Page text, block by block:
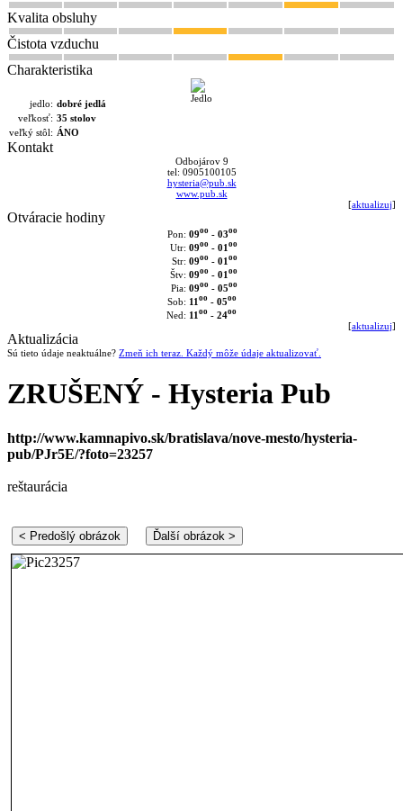
Kvalita obsluhy
Čistota vzduchu
Charakteristika
jedlo: dobré jedlá
veľkosť: 35 stolov
veľký stôl: ÁNO
Kontakt
Odbojárov 9
tel: 0905100105
hysteria@pub.sk
www.pub.sk
[aktualizuj]
Otváracie hodiny
Pon: 09oo- 03oo
Utr: 09oo- 01 oo
Str: 09oo- 01 oo
Štv: 09oo- 01 oo
Pia: 09oo- 05oo
Sob: 11 oo- 05oo
Ned: 11 oo- 24oo
[aktualizuj]
Aktualizácia
Sú tieto údaje neaktuálne? Zmeň ich teraz. Každý môže údaje aktualizovať.
ZRUŠENÝ - Hysteria Pub
http://www.kamnapivo.sk/bratislava/nove-mesto/hysteria-
pub/PJr5E/?foto=23257
reštaurácia